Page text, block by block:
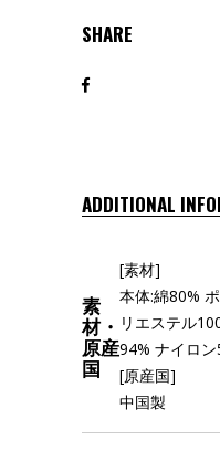
SHARE
ADDITIONAL
素
材・
原産
国
[素材]
本体:綿80%
リエステル
94% ナイロ
[原産国]
中国製